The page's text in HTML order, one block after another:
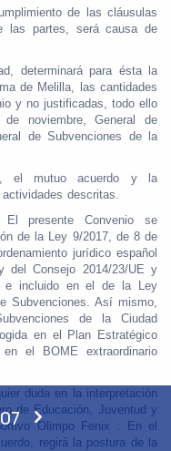
de las cláusulas
las partes, será causa de
determinará para ésta la
de Melilla, las cantidades
y no justificadas, todo ello
noviembre, General de
de Subvenciones de la
el mutuo acuerdo y la
descritas.
presente Convenio se
de la Ley 9/2017, de 8 de
jurídico español
del Consejo 2014/23/UE y
e incluido en el de la Ley
Subvenciones. Así mismo,
de la Ciudad
en el Plan Estratégico
en el BOME extraordinario
duda en la interpretación
de Educación, Juventud y
Olimpo Fenix . En el
regirá la postura de la